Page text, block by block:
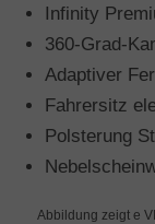
Infinity
360-Grad-
Adaptiver
Fahrersitz
Polsterung
Abbildung zeigt e